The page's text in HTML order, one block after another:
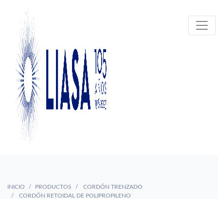
INICIO PRODUCTOS
CORDÓN TRENZADO
CORDÓN RETOIDAL DE POLIPROPILENO